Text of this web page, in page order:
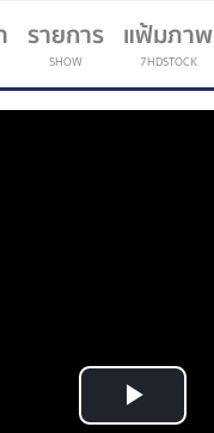
รายการ
SHOW
แฟ้มภาพ
7HDSTOCK
Play